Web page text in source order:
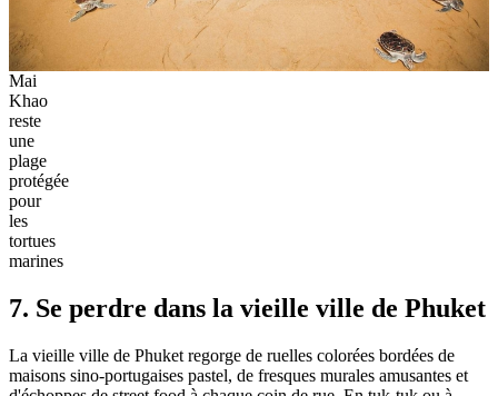
Mai
Khao
reste
une
plage
protégée
pour
les
tortues
marines
7. Se perdre dans la vieille ville de Phuket
La vieille ville de Phuket regorge de ruelles colorées bordées de
maisons sino-portugaises pastel, de fresques murales amusantes et